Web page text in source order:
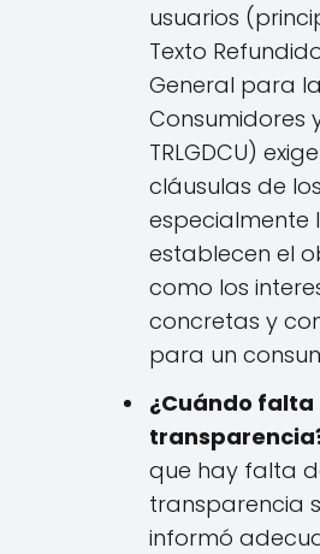
usuarios
Texto
General para
Consumidores
TRLGDCU)
cláusulas de
especialmente
establecen el
como los
concretas y
para un
¿Cuándo falta
que hay falta
transparencia
informó